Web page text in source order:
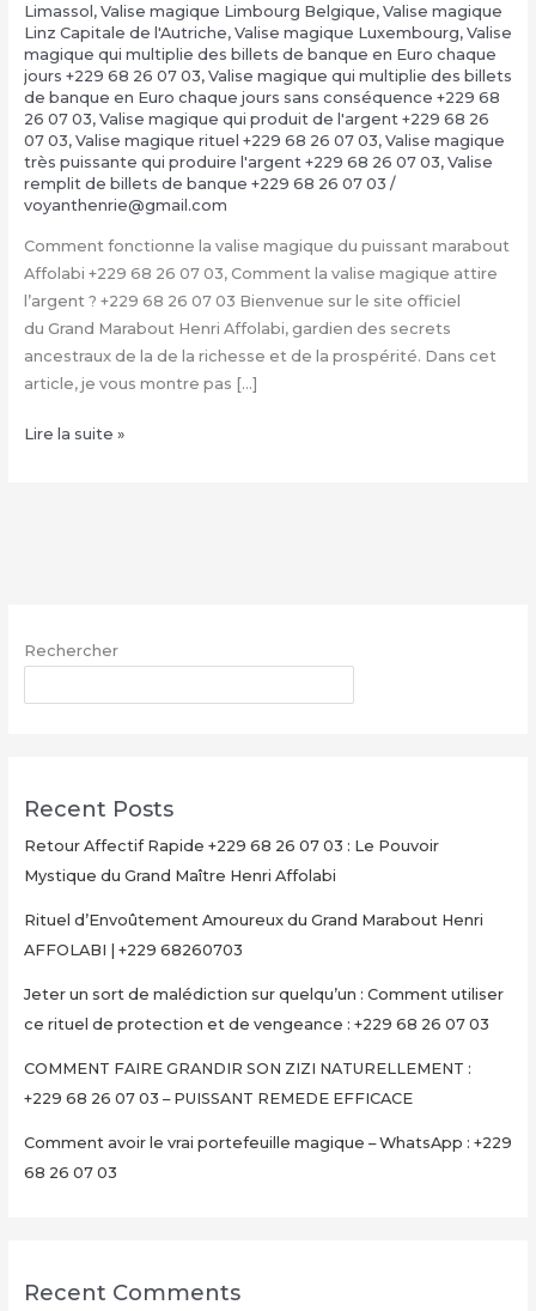
Limassol, Valise magique Limbourg Belgique, Valise magique
Linz Capitale de l'Autriche, Valise magique Luxembourg, Valise
magique qui multiplie des billets de banque en Euro chaque
jours +229 68 26 07 03, Valise magique qui multiplie des billets
de banque en Euro chaque jours sans conséquence +229 68
26 07 03, Valise magique qui produit de l'argent +229 68 26
07 03, Valise magique rituel +229 68 26 07 03, Valise magique
très puissante qui produire l'argent +229 68 26 07 03, Valise
remplit de billets de banque +229 68 26 07 03 /
voyanthenrie@gmail.com
Comment fonctionne la valise magique du puissant marabout
Affolabi +229 68 26 07 03, Comment la valise magique attire
l’argent ? +229 68 26 07 03 Bienvenue sur le site officiel
du Grand Marabout Henri Affolabi, gardien des secrets
ancestraux de la de la richesse et de la prospérité. Dans cet
article, je vous montre pas […]
Condition
07
Valise
Lire la suite »
Rechercher
Recent Posts
Retour Affectif Rapide +229 68 26 07 03 : Le Pouvoir
Mystique du Grand Maître Henri Affolabi
Rituel d’Envoûtement Amoureux du Grand Marabout Henri
AFFOLABI | +229 68260703
Jeter un sort de malédiction sur quelqu’un : Comment utiliser
ce rituel de protection et de vengeance : +229 68 26 07 03
COMMENT FAIRE GRANDIR SON ZIZI NATURELLEMENT :
+229 68 26 07 03 – PUISSANT REMEDE EFFICACE
Comment avoir le vrai portefeuille magique – WhatsApp : +229
68 26 07 03
Recent Comments